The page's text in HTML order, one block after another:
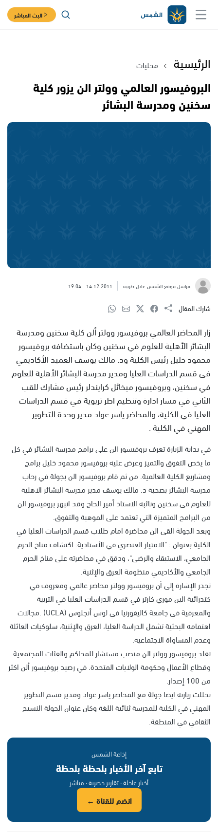
البث المباشر
الرئيسية محليات
البروفيسور العالمي وولتر الن يزور كلية
سخنين ومدرسة البشائر
مراسل موقع الشمس عادل طربيه 14.12.2011
19:04
شارك المقال
زار المحاضر العالمي بروفيسور وولتر ألن كلية سخنين ومدرسة
البشائر الأهلية للعلوم في سخنين وكان باستضافه بروفيسور
محمود خليل رئيس الكلية ود. مالك يوسف العميد الأكاديمي
في قسم الدراسات العليا ومدير مدرسة البشائر الأهلية للعلوم
في سخنين، وبروفيسور ميخائل كرايندلر رئيس مشارك للقب
الثاني في مسار ادارة وتنظيم اطر تربوية في قسم الدراسات
العليا في الكلية، والمحاضر ياسر عواد مدير وحدة التطوير
المهني في الكلية .
في بداية الزيارة تعرف بروفيسور الن على برامج مدرسة البشائر في كل
ما يخص التفوق والتميز وعرض عليه بروفيسور محمود خليل برامج
ومشاريع الكلية العالمية. من ثم قام بروفيسور الن بجولة في رحاب
مدرسة البشائر بصحبة د. مالك يوسف مدير مدرسة البشائر الاهلية
للعلوم في سخنين ونائبه الاستاذ أمير الحاج وقد انبهر بروفيسور الن
من البرامج المتميزة التي تعتمد على الموهبة والتفوق.
وبعد الجولة القى الن محاضرة امام طلاب قسم الدراسات العليا في
الكلية بعنوان : "الامتياز العنصري في الأستاذية: اكتشاف مناخ الحرم
الجامعي، الاستبقاء والرضى"، ودقق في محاضرته على مناخ الحرم
الجامعي والأكاديمي منظومة العرق والإثنية.
تجدر الإشارة إلى أن بروفيسور وولتر محاضر عالمي ومعروف في
كتدرائية الين موري كارتر في قسم الدراسات العليا في التربية
والمعرفية في جامعة كاليفورنيا في لوس أنجلوس (UCLA) .مجالات
اهتمامه البحثية تشمل الدراسة العليا، العرق والإثنية، سلوكيات العائلة
وعدم المساواة الاجتماعية.
تقلد بروفيسور وولتر الن منصب مستشار للمحاكم والفئات المجتمعية
وقطاع الأعمال وحكومة الولايات المتحدة. في رصيد بروفيسور ألن اكثر
من 100 إصدار.
تخللت زيارته ايضا جولة مع المحاضر ياسر عواد ومدير قسم التطوير
المهني في الكلية للمدرسة ثنائية اللغة وكان عنوان الجولة النسيج
الثقافي في المنطقة.
إذاعة الشمس
تابع آخر الأخبار بلحظة بلحظة
أخبار عاجلة · تقارير حصرية · مباشر
انضم للقناة ←